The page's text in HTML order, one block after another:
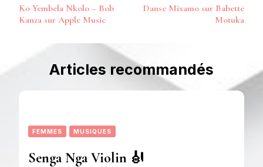
d’article
Ko Yembela Nkolo – Bob
Kanza sur Apple Music
Danse Mixamo sur Babette
Motuka
Articles recommandés
FEMMES MUSIQUES
Senga Nga Violin 🎻